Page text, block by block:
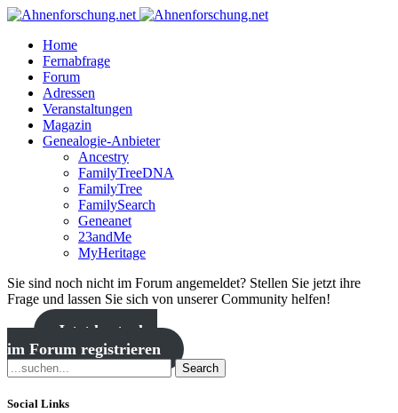
Home
Fernabfrage
Forum
Adressen
Veranstaltungen
Magazin
Genealogie-Anbieter
Ancestry
FamilyTreeDNA
FamilyTree
FamilySearch
Geneanet
23andMe
MyHeritage
Sie sind noch nicht im Forum angemeldet? Stellen Sie jetzt ihre
Frage und lassen Sie sich von unserer Community helfen!
Jetzt kostenlos
im Forum registrieren
Search
Social Links